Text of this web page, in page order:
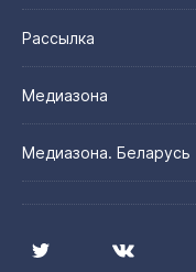
Рассылка
Медиазона
Медиазона. Беларусь